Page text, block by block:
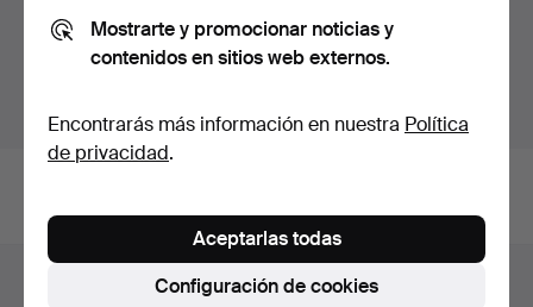
Archivo de subastas
Estás buscando en el archivo de subastas concluidas.
Navegación
Ayuda y contacto
Mostrarte y promocionar noticias y
contenidos en sitios web externos.
Encontrarás más información en nuestra Política
de privacidad.
Configuración de cookies
Aceptarlas todas